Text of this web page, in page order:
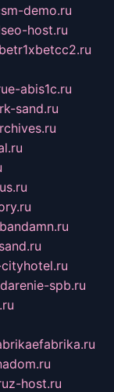
demo.ru
host.ru
e-abis1c.ru
sand.ru
bandamn.ru
spb.ru
z-host.ru